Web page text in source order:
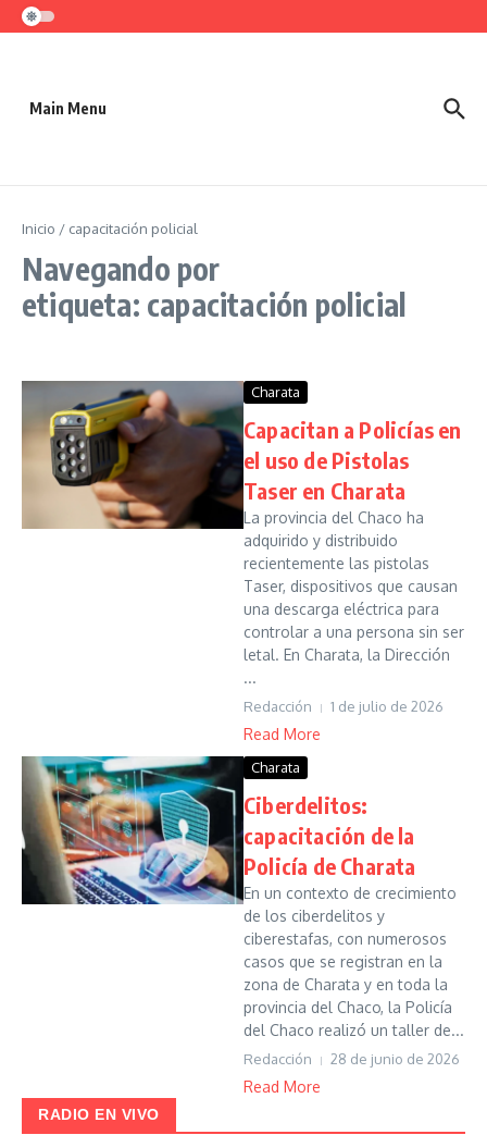
Saltar al contenido
Main Menu
Inicio / capacitación policial
Navegando por
etiqueta: capacitación policial
Charata
Capacitan a Policías en
el uso de Pistolas
Taser en Charata
La provincia del Chaco ha
adquirido y distribuido
recientemente las pistolas
Taser, dispositivos que causan
una descarga eléctrica para
controlar a una persona sin ser
letal. En Charata, la Dirección
...
Redacción 1 de julio de 2026
Read More
Charata
Ciberdelitos:
capacitación de la
Policía de Charata
En un contexto de crecimiento
de los ciberdelitos y
ciberestafas, con numerosos
casos que se registran en la
zona de Charata y en toda la
provincia del Chaco, la Policía
del Chaco realizó un taller de...
Redacción 28 de junio de 2026
Read More
RADIO EN VIVO